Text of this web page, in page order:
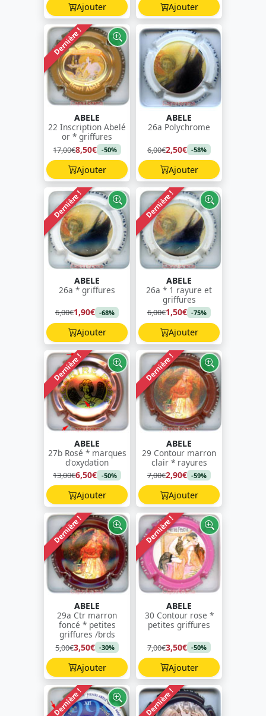
Ajouter Ajouter
Dernière !
ABELE
22 Inscription Abelé
or * griffures
17,00€8,50€ -50%
Ajouter
ABELE
26a Polychrome
6,00€2,50€ -58%
Ajouter
Dernière !
ABELE
26a * griffures
6,00€1,90€ -68%
Ajouter
Dernière !
ABELE
26a * 1 rayure et
griffures
6,00€1,50€ -75%
Ajouter
Dernière !
ABELE
27b Rosé * marques
d'oxydation
13,00€6,50€ -50%
Ajouter
Dernière !
ABELE
29 Contour marron
clair * rayures
7,00€2,90€ -59%
Ajouter
Dernière !
ABELE
29a Ctr marron
foncé * petites
griffures /brds
5,00€3,50€ -30%
Ajouter
Dernière !
ABELE
30 Contour rose *
petites griffures
7,00€3,50€ -50%
Ajouter
Dernière ! Dernière !